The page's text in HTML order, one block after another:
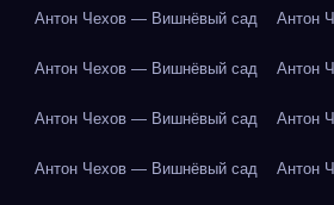
Антон Чехов — Вишнёвый сад Антон
Антон Чехов — Вишнёвый сад Антон
Антон Чехов — Вишнёвый сад Антон
Антон Чехов — Вишнёвый сад Антон